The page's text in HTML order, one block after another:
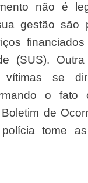
não é
gestão são
(SUS).
vítimasse
o fato
de
tome as